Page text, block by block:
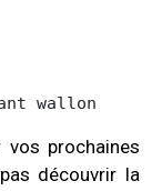
wallon
prochaines
découvrir la